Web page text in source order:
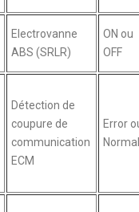
Electrovanne
ABS (SRLR)
ON ou
OFF
Détection de
coupure de
communication
ECM
Error
Normal